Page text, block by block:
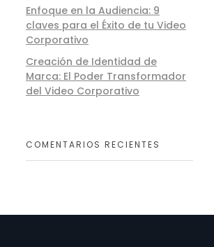
Enfoque en la Audiencia: 9
claves para el Éxito de tu Video
Corporativo
Creación de Identidad de
Marca: El Poder Transformador
del Video Corporativo
COMENTARIOS RECIENTES